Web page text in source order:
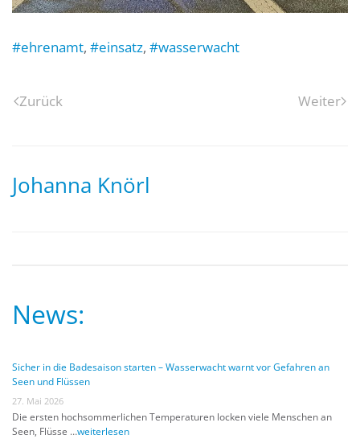
#ehrenamt, #einsatz, #wasserwacht
Zurück Weiter
Johanna Knörl
News:
Sicher in die Badesaison starten – Wasserwacht warnt vor Gefahren an
Seen und Flüssen
27. Mai 2026
Die ersten hochsommerlichen Temperaturen locken viele Menschen an
Seen, Flüsse …weiterlesen